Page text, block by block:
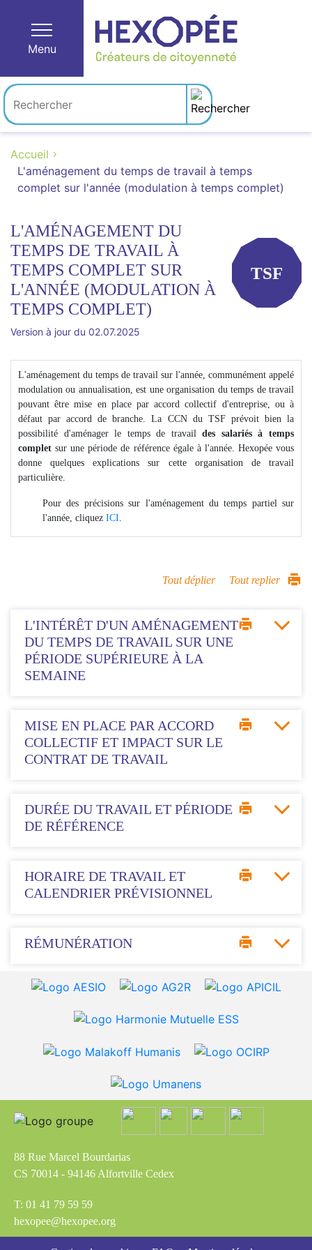
Menu
Accueil
L'aménagement du temps de travail à temps
complet sur l'année (modulation à temps complet)
L'AMÉNAGEMENT DU
TEMPS DE TRAVAIL À
TEMPS COMPLET SUR
L'ANNÉE (MODULATION À
TEMPS COMPLET)
TSF
Version à jour du 02.07.2025
L'aménagement du temps de travail sur l'année, communément appelé
modulation ou annualisation, est une organisation du temps de travail
pouvant être mise en place par accord collectif d'entreprise, ou à
défaut par accord de branche. La CCN du TSF prévoit bien la
possibilité d'aménager le temps de travaildes salariés à temps
complet sur une période de référence égale à l'année. Hexopée vous
donne quelques explications sur cette organisation de travail
particulière.
Pour des précisions sur l'aménagement du temps partiel sur
l'année, cliquez ICI.
Tout déplier Tout replier
L'INTÉRÊT D'UN AMÉNAGEMENT
DU TEMPS DE TRAVAIL SUR UNE
PÉRIODE SUPÉRIEURE À LA
SEMAINE
MISE EN PLACE PAR ACCORD
COLLECTIF ET IMPACT SUR LE
CONTRAT DE TRAVAIL
DURÉE DU TRAVAIL ET PÉRIODE
DE RÉFÉRENCE
HORAIRE DE TRAVAIL ET
CALENDRIER PRÉVISIONNEL
RÉMUNÉRATION
88 Rue Marcel Bourdarias
CS 70014 - 94146 Alfortville Cedex
T: 01 41 79 59 59
hexopee@hexopee.org